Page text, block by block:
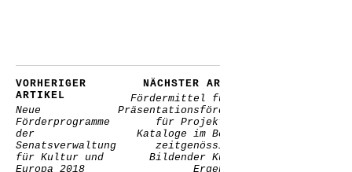
VORHERIGER
ARTIKEL
Neue
Förderprogramme
der
Senatsverwaltung
für Kultur und
Europa 2018
NÄCHSTER ARTIKEL
Fördermittel für die
Präsentationsförderung
für Projekte und
Kataloge im Bereich
zeitgenössischer
Bildender Kunst –
Ergebnisse